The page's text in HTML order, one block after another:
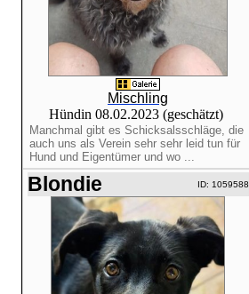
Mischling
Hündin 08.02.2023 (geschätzt)
Manchmal gibt es Schicksalsschläge, die
auch uns als Verein sehr sehr leid tun für
Hund und Eigentümer und wo ...
Blondie ID: 1059588